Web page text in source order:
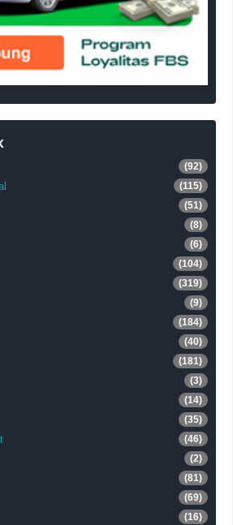
(92)
(115)
(51)
(8)
(6)
(104)
(319)
(9)
(184)
(40)
(181)
(3)
(14)
(35)
(46)
(2)
(81)
(69)
(16)